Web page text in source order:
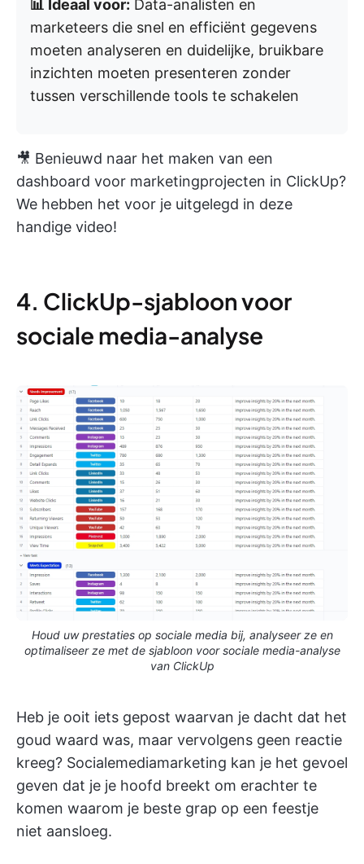
📊 Ideaal voor: Data-analisten en
marketeers die snel en efficiënt gegevens
moeten analyseren en duidelijke, bruikbare
inzichten moeten presenteren zonder
tussen verschillende tools te schakelen
🎥 Benieuwd naar het maken van een
dashboard voor marketingprojecten in ClickUp?
We hebben het voor je uitgelegd in deze
handige video!
4. ClickUp-sjabloon voor
sociale media-analyse
Houd uw prestaties op sociale media bij, analyseer ze en
optimaliseer ze met de sjabloon voor sociale media-analyse
van ClickUp
Heb je ooit iets gepost waarvan je dacht dat het
goud waard was, maar vervolgens geen reactie
kreeg? Socialemediamarketing kan je het gevoel
geven dat je je hoofd breekt om erachter te
komen waarom je beste grap op een feestje
niet aansloeg.